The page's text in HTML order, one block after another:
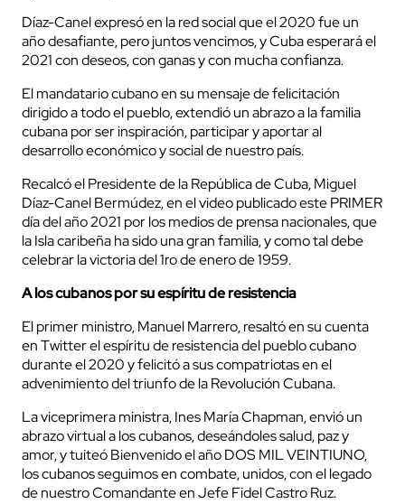
Díaz-Canel expresó en la red social que el 2020 fue un
año desafiante, pero juntos vencimos, y Cuba esperará el
2021 con deseos, con ganas y con mucha confianza.
El mandatario cubano en su mensaje de felicitación
dirigido a todo el pueblo, extendió un abrazo a la familia
cubana por ser inspiración, participar y aportar al
desarrollo económico y social de nuestro país.
Recalcó el Presidente de la República de Cuba, Miguel
Díaz-Canel Bermúdez, en el video publicado este PRIMER
día del año 2021 por los medios de prensa nacionales, que
la Isla caribeña ha sido una gran familia, y como tal debe
celebrar la victoria del 1ro de enero de 1959.
A los cubanos por su espíritu de resistencia
El primer ministro, Manuel Marrero, resaltó en su cuenta
en Twitter el espíritu de resistencia del pueblo cubano
durante el 2020 y felicitó a sus compatriotas en el
advenimiento del triunfo de la Revolución Cubana.
La viceprimera ministra, Ines María Chapman, envió un
abrazo virtual a los cubanos, deseándoles salud, paz y
amor, y tuiteó Bienvenido el año DOS MIL VEINTIUNO,
los cubanos seguimos en combate, unidos, con el legado
de nuestro Comandante en Jefe Fidel Castro Ruz.